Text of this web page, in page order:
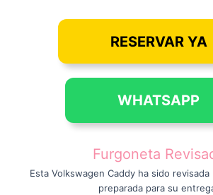
RESERVAR YA
WHATSAPP
Furgoneta
Esta Volkswagen Caddy ha sido
preparada para su